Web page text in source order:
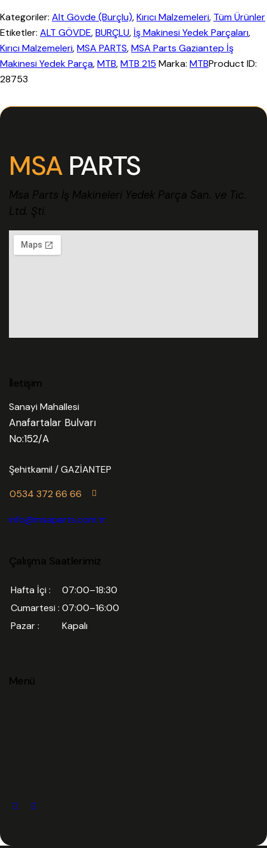
Kategoriler: Alt Gövde (Burçlu),Kırıcı Malzemeleri, Tüm Ürünler
Etiketler: ALT GÖVDE,BURÇLU, İş Makinesi Yedek Parçaları,
Kırıcı Malzemeleri,MSA PARTS,MSA Parts Gaziantep İş
Makinesi Yedek Parça,MTB,MTB 215 Marka: MTBProduct ID:
28753
MSA PARTS
Msa Parts İş Makineleri Yedek Parça San. ve Tic.
Ltd. Şti.
İletişim
Sanayi Mahallesi
Anafartalar Bulvarı
No:152/A
Şehitkamil / GAZİANTEP
0534 372 66 66
info@msaparts.com.tr
Çalışma Saatlerimiz
Hafta İçi :
07:00–18:30
Cumartesi : 07:00–16:00
Pazar :
Kapalı
Menü